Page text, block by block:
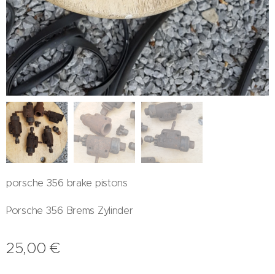
porsche 356 brake pistons
Porsche 356 Brems Zylinder
25,00 €